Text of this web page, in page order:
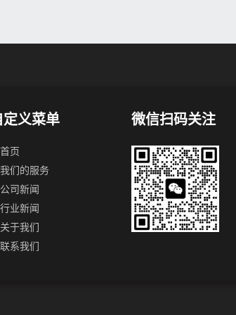
定义菜单
首页
我们的服务
公司新闻
行业新闻
关于我们
联系我们
微信扫码关注